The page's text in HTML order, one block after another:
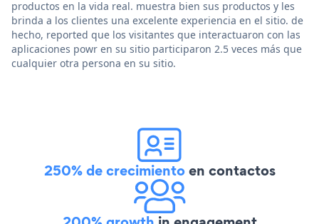
productos en la vida real. muestra bien sus productos y les
brinda a los clientes una excelente experiencia en el sitio. de
hecho, reported que los visitantes que interactuaron con las
aplicaciones powr en su sitio participaron 2.5 veces más que
cualquier otra persona en su sitio.
250% de crecimientoen contactos